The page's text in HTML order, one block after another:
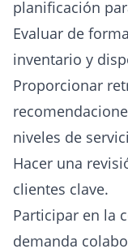
planificación
Evaluar de
inventario y
Proporcionar
niveles de
Hacer una
clientes clave.
Participar en la
demanda